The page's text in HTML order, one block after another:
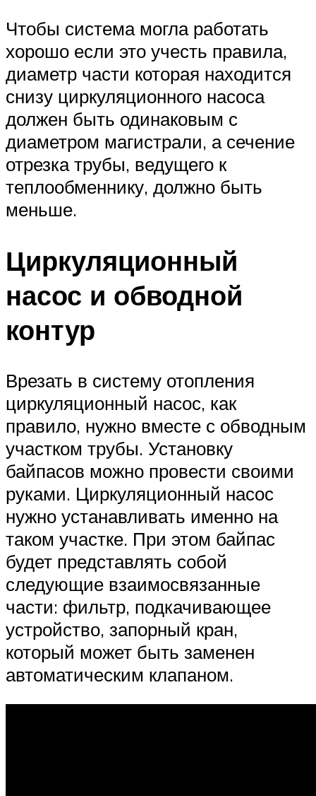
Чтобы система могла работать
хорошо если это учесть правила,
диаметр части которая находится
снизу циркуляционного насоса
должен быть одинаковым с
диаметром магистрали, а сечение
отрезка трубы, ведущего к
теплообменнику, должно быть
меньше.
Циркуляционный
насос и обводной
контур
Врезать в систему отопления
циркуляционный насос, как
правило, нужно вместе с обводным
участком трубы. Установку
байпасов можно провести своими
руками. Циркуляционный насос
нужно устанавливать именно на
таком участке. При этом байпас
будет представлять собой
следующие взаимосвязанные
части: фильтр, подкачивающее
устройство, запорный кран,
который может быть заменен
автоматическим клапаном.